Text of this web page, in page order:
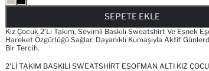
SEPETE EKLE
Kız Çocuk 2’li Takım, Sevimli Baskılı Sweatshirt Ve Esnek
Hareket Özgürlüğü Sağlar. Dayanıklı Kumaşıyla Aktif
Bir Tercih.
2'LI TAKIM BASKILI SWEATSHIRT EŞOFMAN ALTI KIZ